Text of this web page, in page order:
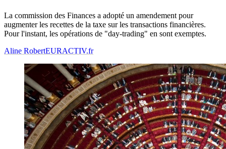
La commission des Finances a adopté un amendement pour
augmenter les recettes de la taxe sur les transactions financières.
Pour l'instant, les opérations de "day-trading" en sont exemptes.
Aline RobertEURACTIV.fr